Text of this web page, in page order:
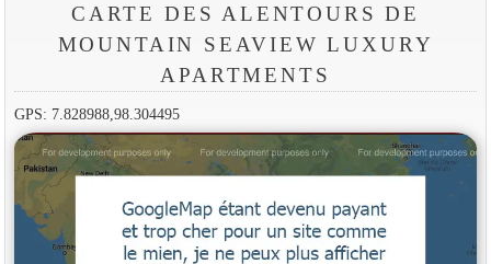
CARTE DES ALENTOURS DE
MOUNTAIN SEAVIEW LUXURY
APARTMENTS
GPS: 7.828988,98.304495